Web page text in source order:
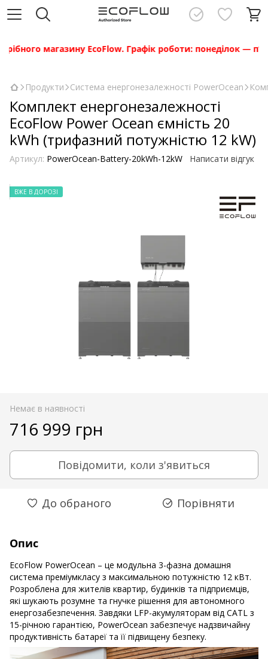
EcoFlow. Графік роботи: понеділок — п’ятниця з
Продукти Система енергонезалежності PowerOcean
Комплект енергонезалежності
EcoFlow Power Ocean ємність 20
kWh (трифазний потужністю 12 kW)
Артикул: PowerOcean-Battery-20kWh-12kW Написати відгук
ВЖЕ В ДОРОЗІ
Немає в наявності
716 999 грн
Повідомити, коли з'явиться
До обраного Порівняти
Опис
EcoFlow PowerOcean – це модульна 3-фазна домашня
система преміумкласу з максимальною потужністю 12 кВт.
Розроблена для жителів квартир, будинків та підприємців,
які шукають розумне та гнучке рішення для автономного
енергозабезпечення. Завдяки LFP-акумуляторам від CATL з
15-річною гарантією, PowerOcean забезпечує надзвичайну
продуктивність батареї та її підвищену безпеку.